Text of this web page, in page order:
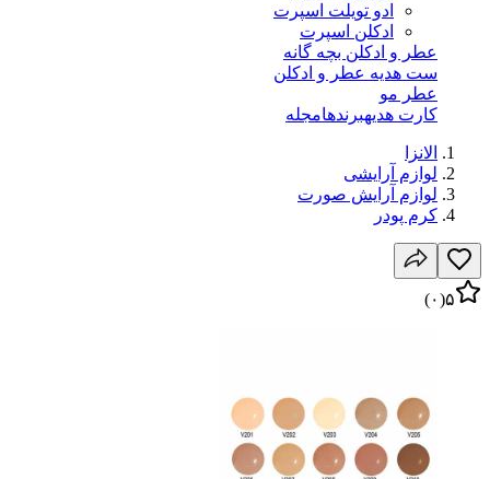
ادو تویلت اسپرت
ادکلن اسپرت
عطر و ادکلن بچه گانه
ست هدیه عطر و ادکلن
عطر مو
کارت هدیهبرندهامجله
الانزا
لوازم آرایشی
لوازم آرایش صورت
کرم پودر
۵(۰)